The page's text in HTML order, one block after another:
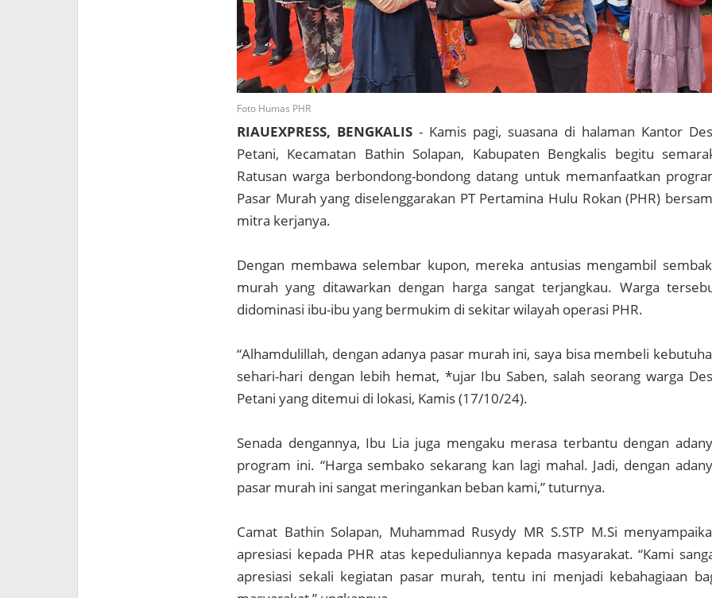
Foto Humas PHR
RIAUEXPRESS, BENGKALIS - Kamis pagi, suasana di halaman Kantor
Petani, Kecamatan Bathin Solapan, Kabupaten Bengkalis begitu
Ratusan warga berbondong-bondong datang untuk memanfaatkan
Pasar Murah yang diselenggarakan PT Pertamina Hulu Rokan (PHR)
mitra kerjanya.
Dengan membawa selembar kupon, mereka antusias mengambil
murah yang ditawarkan dengan harga sangat terjangkau. Warga
didominasi ibu-ibu yang bermukim di sekitar wilayah operasi PHR.
“Alhamdulillah, dengan adanya pasar murah ini, saya bisa membeli
sehari-hari dengan lebih hemat, *ujar Ibu Saben, salah seorang warga
Petani yang ditemui di lokasi, Kamis (17/10/24).
Senada dengannya, Ibu Lia juga mengaku merasa terbantu dengan
program ini. “Harga sembako sekarang kan lagi mahal. Jadi, dengan
pasar murah ini sangat meringankan beban kami,” tuturnya.
Camat Bathin Solapan, Muhammad Rusydy MR S.STP M.Si
apresiasi kepada PHR atas kepeduliannya kepada masyarakat. “Kami
apresiasi sekali kegiatan pasar murah, tentu ini menjadi kebahagiaan